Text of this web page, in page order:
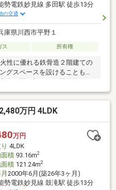
勢電鉄妙見線 多田駅 徒歩13分
の交通
庫県川西市平野１
ス 所有権
性に優れる鉄骨造２階建ての
グスペースを設けることもで
に納戸があり、住空間を広く
浴室、納戸に窓があり自然換
す。◆アクセス・能勢電鉄妙
勢電鉄妙見線「平野」駅まで
田東小学校まで１０２０ｍ
２丁目店まで６８０ｍ（徒歩
（徒歩１４分）
万円 4LDK
万円
4LDK
積93.16m2
積121.24m2
2000年6月(築26年3ヶ月)
勢電鉄妙見線 鼓滝駅 徒歩13分